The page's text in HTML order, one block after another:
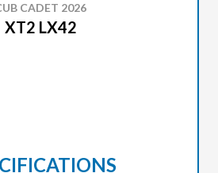
CADET 2026
XT2 LX42